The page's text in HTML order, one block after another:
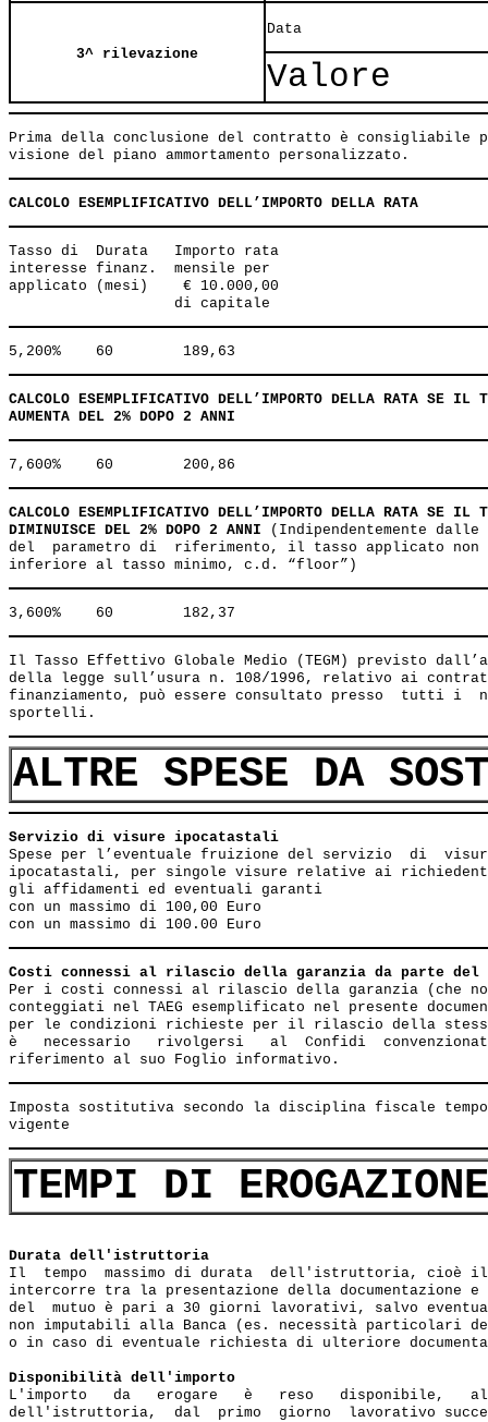
3^ rilevazione
Data
Valore
Prima della conclusione del contratto è consigliabile
CALCOLO ESEMPLIFICATIVO DELL’IMPORTO DELLA RATA
Tasso di  Durata   Importo rata
interesse finanz.  mensile per
applicato (mesi)    € 10.000,00
CALCOLO ESEMPLIFICATIVO DELL’IMPORTO DELLA RATA SE IL
AUMENTA DEL 2% DOPO 2 ANNI
CALCOLO ESEMPLIFICATIVO DELL’IMPORTO DELLA RATA SE IL
DIMINUISCE DEL 2% DOPO 2 ANNI (Indipendentemente
del  parametro di  riferimento, il tasso applicato non
Il Tasso Effettivo Globale Medio (TEGM) previsto
della legge sull’usura n. 108/1996, relativo ai
finanziamento, può essere consultato presso  tutti i
ALTRE SPESE DA
Servizio di visure ipocatastali
Spese per l’eventuale fruizione del servizio  di
ipocatastali, per singole visure relative ai
gli affidamenti ed eventuali garanti
con un massimo di 100,00 Euro
Costi connessi al rilascio della garanzia da parte del
Per i costi connessi al rilascio della garanzia (che
conteggiati nel TAEG esemplificato nel presente
per le condizioni richieste per il rilascio della
è   necessario   rivolgersi   al  Confidi
Imposta sostitutiva secondo la disciplina fiscale
TEMPI DI
Durata dell'istruttoria
Il  tempo  massimo di durata  dell'istruttoria, cioè il
intercorre tra la presentazione della documentazione
del  mutuo è pari a 30 giorni lavorativi, salvo
non imputabili alla Banca (es. necessità particolari
o in caso di eventuale richiesta di ulteriore
Disponibilità dell'importo
L'importo   da   erogare   è   reso   disponibile,
dell'istruttoria,  dal  primo  giorno  lavorativo